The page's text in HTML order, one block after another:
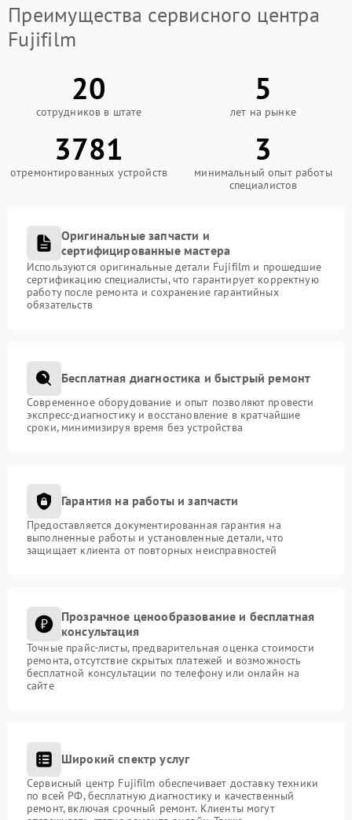
Преимущества сервисного центра
Fujifilm
20
сотрудников в штате
5
лет на рынке
3781
отремонтированных устройств
3
минимальный опыт работы
специалистов
Оригинальные запчасти и
сертифицированные мастера
Используются оригинальные детали Fujifilm и прошедшие
сертификацию специалисты, что гарантирует корректную
работу после ремонта и сохранение гарантийных
обязательств
Бесплатная диагностика и быстрый ремонт
Современное оборудование и опыт позволяют провести
экспресс-диагностику и восстановление в кратчайшие
сроки, минимизируя время без устройства
Гарантия на работы и запчасти
Предоставляется документированная гарантия на
выполненные работы и установленные детали, что
защищает клиента от повторных неисправностей
Прозрачное ценообразование и бесплатная
консультация
Точные прайс-листы, предварительная оценка стоимости
ремонта, отсутствие скрытых платежей и возможность
бесплатной консультации по телефону или онлайн на
сайте
Широкий спектр услуг
Сервисный центр Fujifilm обеспечивает доставку техники
по всей РФ, бесплатную диагностику и качественный
ремонт, включая срочный ремонт. Клиенты могут